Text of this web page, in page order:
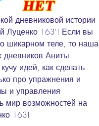
дневниковой истории
Луценко 163'! Если вы
шикарном теле, то наша
дневников Аниты
идей, как сделать
про упражнения и
и управления
мир возможностей на
163!